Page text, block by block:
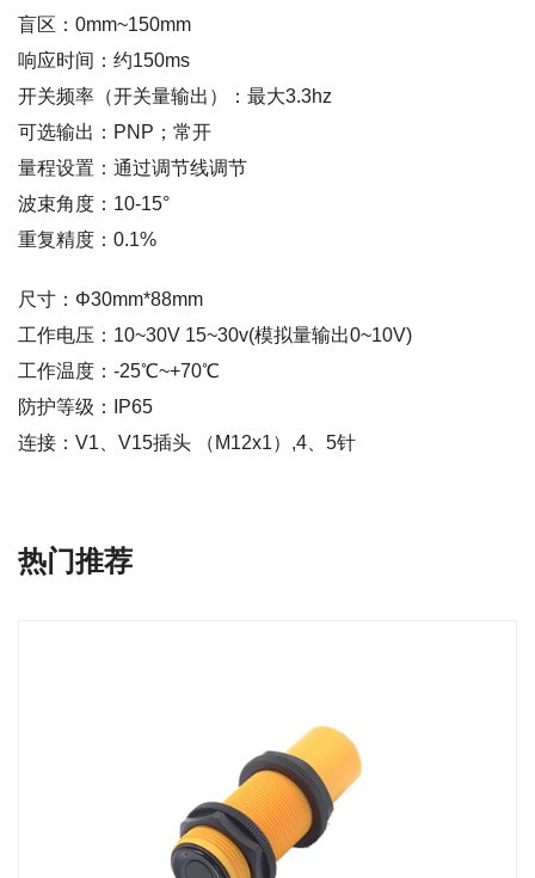
盲区：0mm~150mm
响应时间：约150ms
开关频率（开关量输出）：最大3.3hz
可选输出：PNP；常开
量程设置：通过调节线调节
波束角度：10-15°
重复精度：0.1%
尺寸：Φ30mm*88mm
工作电压：10~30V 15~30v(模拟量输出0~10V)
工作温度：-25℃~+70℃
防护等级：IP65
连接：V1、V15插头 （M12x1）,4、5针
热门推荐